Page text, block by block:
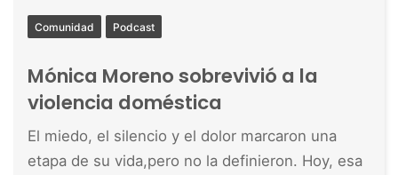
Comunidad Podcast
Mónica Moreno sobrevivió a la
violencia doméstica
El miedo, el silencio y el dolor marcaron una
etapa de su vida,pero no la definieron. Hoy, esa